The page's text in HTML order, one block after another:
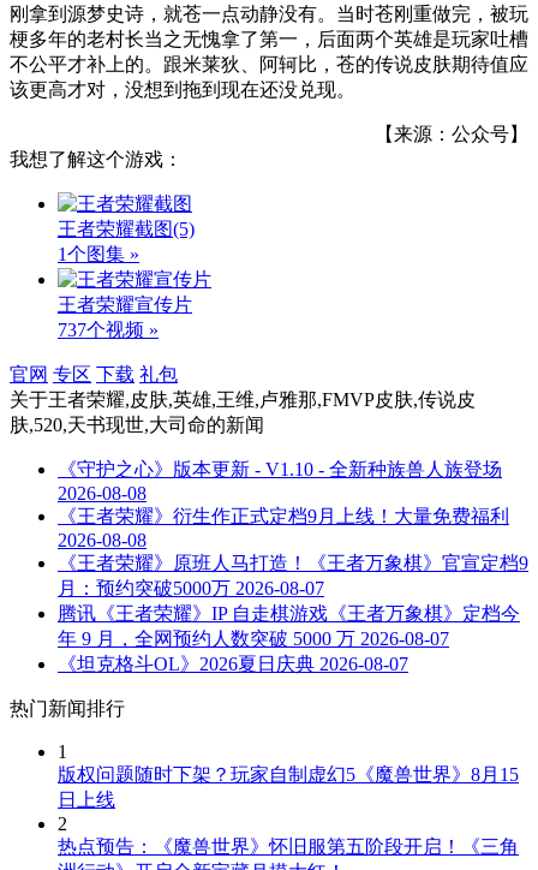
刚拿到源梦史诗，就苍一点动静没有。当时苍刚重做完，被玩
梗多年的老村长当之无愧拿了第一，后面两个英雄是玩家吐槽
不公平才补上的。跟米莱狄、阿轲比，苍的传说皮肤期待值应
该更高才对，没想到拖到现在还没兑现。
【来源：公众号】
我想了解这个游戏：
王者荣耀截图(5)
1个图集 »
王者荣耀宣传片
737个视频 »
官网 专区 下载 礼包
关于王者荣耀,皮肤,英雄,王维,卢雅那,FMVP皮肤,传说皮
肤,520,天书现世,大司命的新闻
《守护之心》版本更新 - V1.10 - 全新种族兽人族登场
2026-08-08
《王者荣耀》衍生作正式定档9月上线！大量免费福利
2026-08-08
《王者荣耀》原班人马打造！《王者万象棋》官宣定档9
月：预约突破5000万 2026-08-07
腾讯《王者荣耀》IP 自走棋游戏《王者万象棋》定档今
年 9 月，全网预约人数突破 5000 万 2026-08-07
《坦克格斗OL》2026夏日庆典 2026-08-07
热门新闻排行
1
版权问题随时下架？玩家自制虚幻5《魔兽世界》8月15
日上线
2
热点预告：《魔兽世界》怀旧服第五阶段开启！《三角